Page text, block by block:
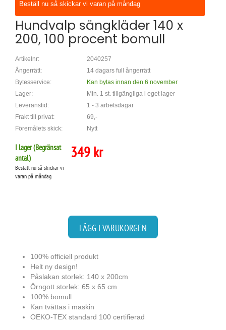
Beställ nu så skickar vi varan på måndag
Hundvalp sängkläder 140 x
200, 100 procent bomull
Artikelnr:
2040257
Ångerrätt:
14 dagars full ångerrätt
Bytesservice:
Kan bytas innan den 6 november
Lager:
Min. 1 st. tillgängliga i eget lager
Leveranstid:
1 - 3 arbetsdagar
Frakt till privat:
69,-
Föremålets skick:
Nytt
I lager (Begränsat
antal)
Beställ nu så skickar vi
varan på måndag
349 kr
LÄGG I VARUKORGEN
100% officiell produkt
Helt ny design!
Påslakan storlek: 140 x 200cm
Örngott storlek: 65 x 65 cm
100% bomull
Kan tvättas i maskin
OEKO-TEX standard 100 certifierad